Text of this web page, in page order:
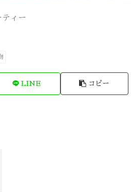
ィー
LINE コピー